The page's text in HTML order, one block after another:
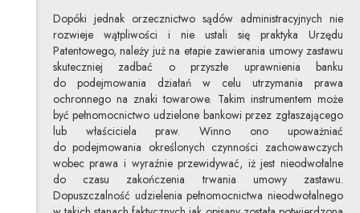
Dopóki jednak orzecznictwo sądów administracyjnych nie
rozwieje wątpliwości i nie ustali się praktyka Urzędu
Patentowego, należy już na etapie zawierania umowy zastawu
skuteczniej zadbać o przyszłe uprawnienia banku
do podejmowania działań w celu utrzymania prawa
ochronnego na znaki towarowe. Takim instrumentem może
być pełnomocnictwo udzielone bankowi przez zgłaszającego
lub właściciela praw. Winno ono upoważniać
do podejmowania określonych czynności zachowawczych
wobec prawa i wyraźnie przewidywać, iż jest nieodwołalne
do czasu zakończenia trwania umowy zastawu.
Dopuszczalność udzielenia pełnomocnictwa nieodwołalnego